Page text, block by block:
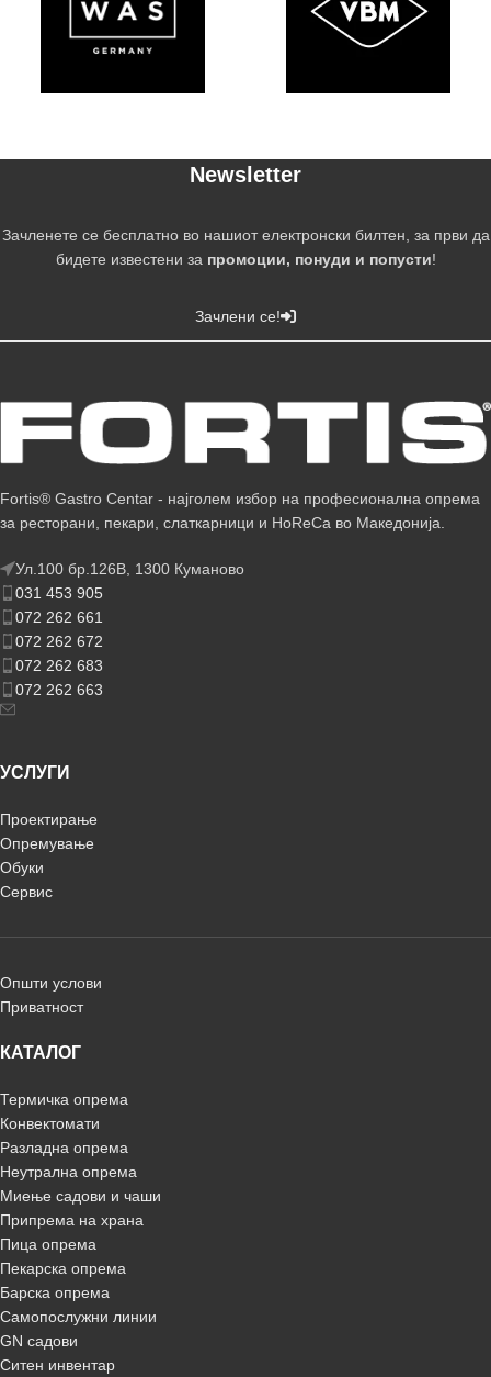
Newsletter
Зачленете се бесплатно во нашиот електронски билтен, за први да
бидете известени за промоции, понуди и попусти!
Зачлени се!
Fortis® Gastro Centar - најголем избор на професионална опрема
за ресторани, пекари, слаткарници и HoReCa во Македонија.
Ул.100 бр.126В, 1300 Куманово
031 453 905
072 262 661
072 262 672
072 262 683
072 262 663
УСЛУГИ
Проектирање
Опремување
Обуки
Сервис
Општи услови
Приватност
КАТАЛОГ
Термичка опрема
Конвектомати
Разладна опрема
Неутрална опрема
Миење садови и чаши
Припрема на храна
Пица опрема
Пекарска опрема
Барска опрема
Самопослужни линии
GN садови
Ситен инвентар